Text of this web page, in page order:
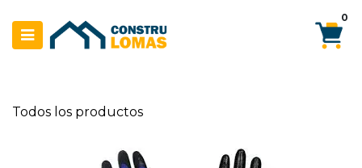
0
Todos los productos